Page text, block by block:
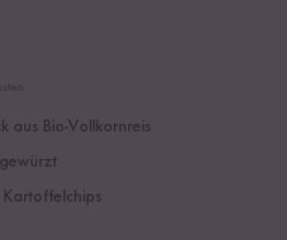
aus Bio-Vollkornreis
Kartoffelchips